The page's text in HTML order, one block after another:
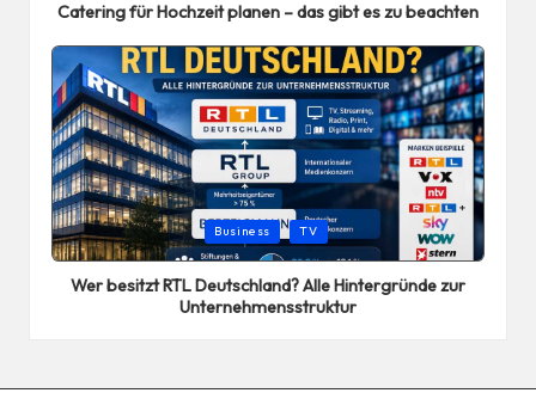
Catering für Hochzeit planen – das gibt es zu beachten
Posted
in
Business TV
Wer besitzt RTL Deutschland? Alle Hintergründe zur
Unternehmensstruktur